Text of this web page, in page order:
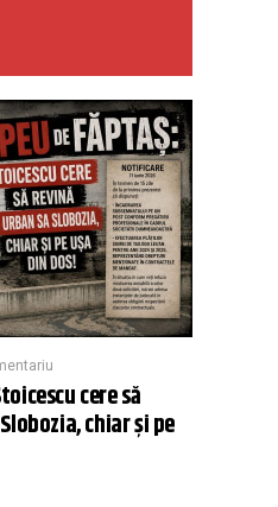
cere să
chiar și pe